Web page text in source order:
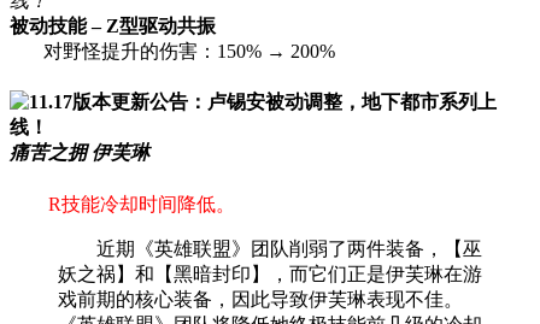
被动技能 – Z型驱动共振
对野怪提升的伤害：150% → 200%
痛苦之拥 伊芙琳
R技能冷却时间降低。
近期《英雄联盟》团队削弱了两件装备，【巫
妖之祸】和【黑暗封印】，而它们正是伊芙琳在游
戏前期的核心装备，因此导致伊芙琳表现不佳。